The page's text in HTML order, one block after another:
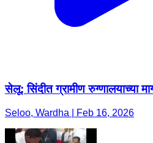
सेलू: सिंदीत ग्रामीण रुग्णालयाच्या
Seloo, Wardha | Feb 16, 2026